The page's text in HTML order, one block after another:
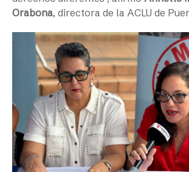
Orabona, directora de la ACLU de